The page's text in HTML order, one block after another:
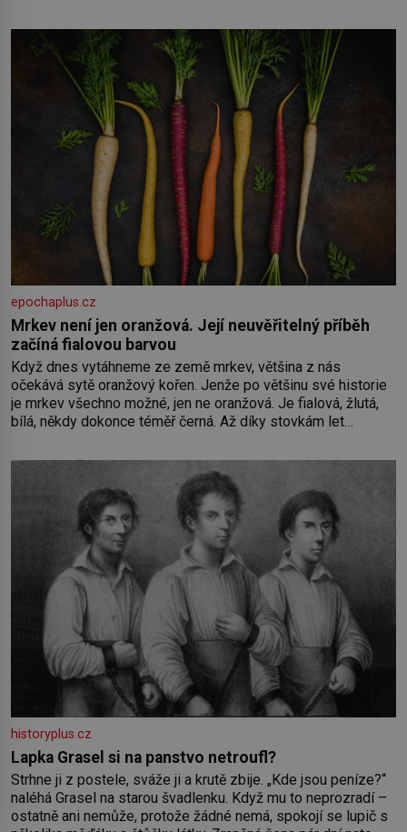
oběma moc nesvědčilo, brzy jsme zjistili, že
epochaplus.cz
Mrkev není jen oranžová. Její neuvěřitelný příběh
začíná fialovou barvou
Když dnes vytáhneme ze země mrkev, většina z nás
očekává sytě oranžový kořen. Jenže po většinu své historie
je mrkev všechno možné, jen ne oranžová. Je fialová, žlutá,
bílá, někdy dokonce téměř černá. Až díky stovkám let
českou zahradu ani nedokážeme představit. Její příběh je
historyplus.cz
Lapka Grasel si na panstvo netroufl?
Strhne ji z postele, sváže ji a krutě zbije. „Kde jsou peníze?“
naléhá Grasel na starou švadlenku. Když mu to neprozradí –
ostatně ani nemůže, protože žádné nemá, spokojí se lupič s